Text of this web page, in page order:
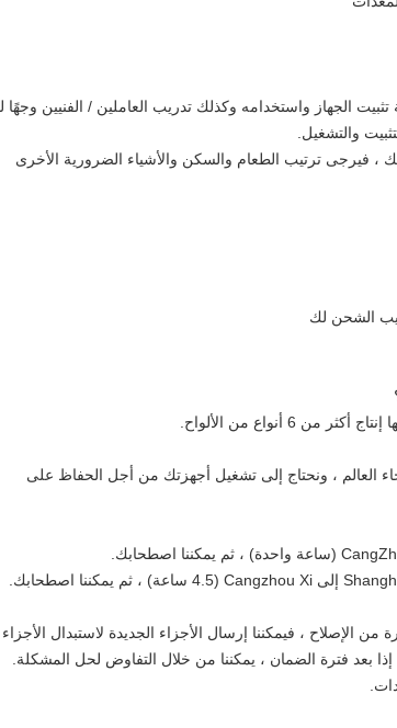
الجهاز واستخدامه وكذلك تدريب العاملين / الفنيين وجهًا
والتشغيل.
، فيرجى ترتيب الطعام والسكن والأشياء الضرورية الأخرى
أنواع من الألواح.
العالم ، ونحتاج إلى تشغيل أجهزتك من أجل الحفاظ على
المكسورة من الإصلاح ، فيمكننا إرسال الأجزاء الجديدة لاستبدال الأجزاء
بعد فترة الضمان ، يمكننا من خلال التفاوض لحل المشكلة.